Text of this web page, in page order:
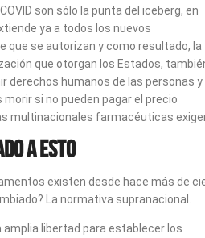
son sólo la punta del iceberg, en
ya a todos los nuevos
que se autorizan y como resultado, la
que otorgan los Estados,
derechos humanos de las personas y
si no pueden pagar el precio
multinacionales farmacéuticas
a esto
existen desde hace más de
La normativa supranacional.
amplia libertad para establecer los